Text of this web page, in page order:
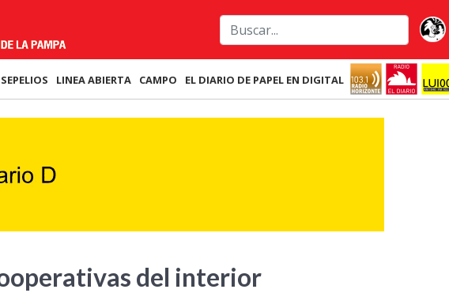
SEPELIOS LINEA ABIERTA CAMPO EL DIARIO DE PAPEL EN DIGITAL
del interior